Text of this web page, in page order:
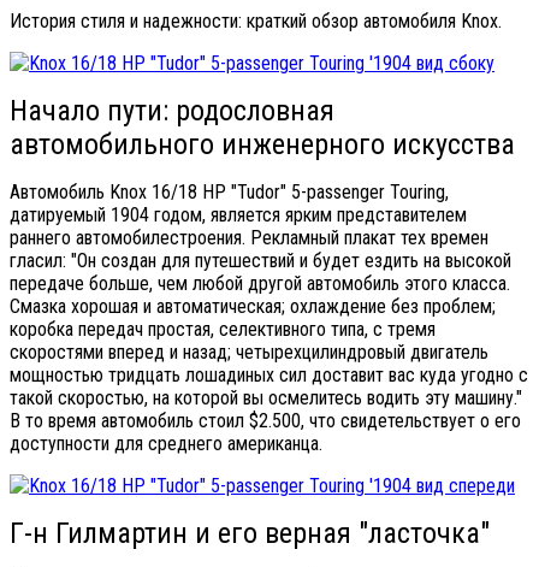
История стиля и надежности: краткий обзор автомобиля Knox.
Начало пути: родословная
автомобильного инженерного искусства
Автомобиль Knox 16/18 HP "Tudor" 5-passenger Touring,
датируемый 1904 годом, является ярким представителем
раннего автомобилестроения. Рекламный плакат тех времен
гласил: "Он создан для путешествий и будет ездить на высокой
передаче больше, чем любой другой автомобиль этого класса.
Смазка хорошая и автоматическая; охлаждение без проблем;
коробка передач простая, селективного типа, с тремя
скоростями вперед и назад; четырехцилиндровый двигатель
мощностью тридцать лошадиных сил доставит вас куда угодно с
такой скоростью, на которой вы осмелитесь водить эту машину."
В то время автомобиль стоил $2.500, что свидетельствует о его
доступности для среднего американца.
Г-н Гилмартин и его верная "ласточка"